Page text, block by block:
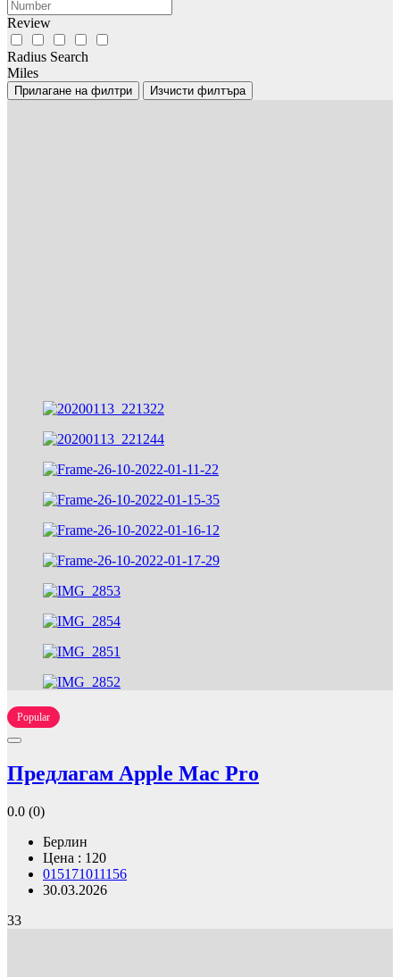
Review
Radius Search
Miles
Прилагане на филтри Изчисти филтъра
Popular
Предлагам Apple Mac Pro
0.0 (0)
Берлин
Цена : 120
015171011156
30.03.2026
33